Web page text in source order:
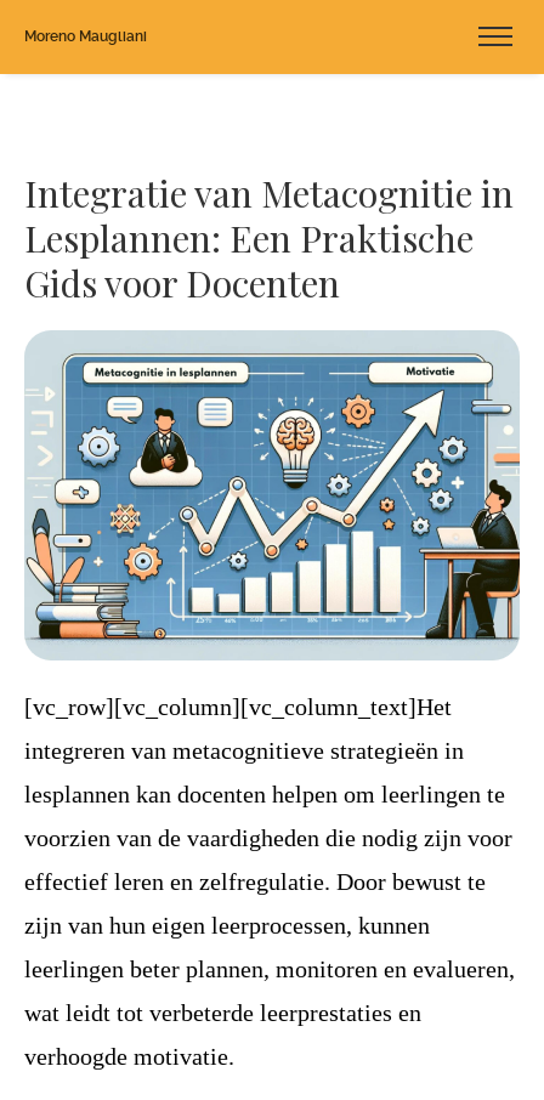
Moreno Maugliani
Integratie van Metacognitie in
Lesplannen: Een Praktische
Gids voor Docenten
[vc_row][vc_column][vc_column_text]Het
integreren van metacognitieve strategieën in
lesplannen kan docenten helpen om leerlingen te
voorzien van de vaardigheden die nodig zijn voor
effectief leren en zelfregulatie. Door bewust te
zijn van hun eigen leerprocessen, kunnen
leerlingen beter plannen, monitoren en evalueren,
wat leidt tot verbeterde leerprestaties en
verhoogde motivatie.